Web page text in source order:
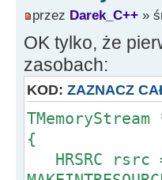
}
DWORD Size=
HGLOBAL
if(
BYTE*MemPtr
przez Darek_C++ »
OK tylko, że
zasobach:
KOD: ZAZNACZ
{
HRSRC rsrc